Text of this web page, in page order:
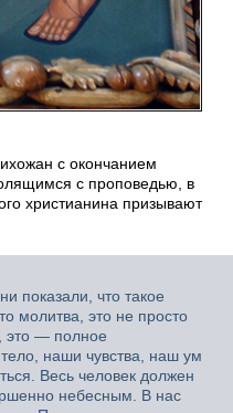
с окончанием
с проповедью, в
христианина призывают
показали, что такое
молитва, это не просто
это — полное
наши чувства, наш ум
Весь человек должен
небесным. В нас